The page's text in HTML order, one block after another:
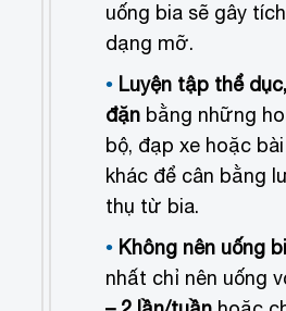
uống bia sẽ gây
dạng mỡ.
Luyện tập thể
đặn bằng những
bộ, đạp xe hoặc
khác để cân bằng
thụ từ bia.
Không nên uống
nhất chỉ nên uống